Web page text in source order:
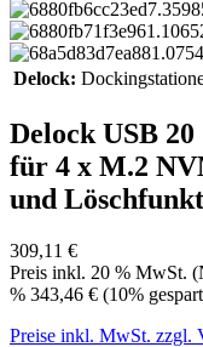
Delock:
Delock USB
für 4 x M.2
und
309,11 €
Preis inkl. 20 % MwSt.
% 343,46 € (10%
Preise inkl. MwSt. zzgl.